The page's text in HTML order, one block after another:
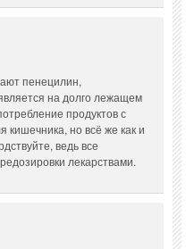
пенецилин,
на долго лежащем
продуктов с
кишечника, но всё же как и
ведь все
лекарствами.